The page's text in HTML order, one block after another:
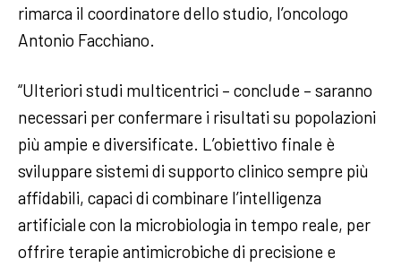
rimarca il coordinatore dello studio, l’oncologo
Antonio Facchiano.
“Ulteriori studi multicentrici – conclude – saranno
necessari per confermare i risultati su popolazioni
più ampie e diversificate. L’obiettivo finale è
sviluppare sistemi di supporto clinico sempre più
affidabili, capaci di combinare l’intelligenza
artificiale con la microbiologia in tempo reale, per
offrire terapie antimicrobiche di precisione e